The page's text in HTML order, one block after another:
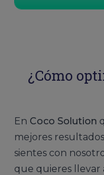
¿Cómo
En Coco Solution
mejores
sientes con
que quieres llevar